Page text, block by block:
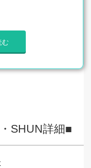
む
SHUN詳細■